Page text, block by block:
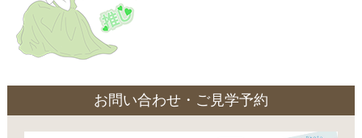
お問い合わせ・ご見学予約